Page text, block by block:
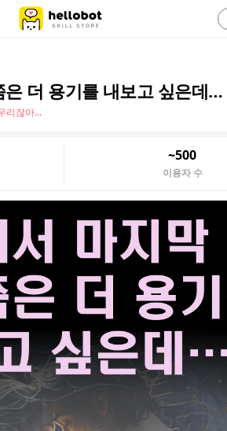
은 더 용기를 내보고 싶은데…
리잖아...
~500
이용자 수